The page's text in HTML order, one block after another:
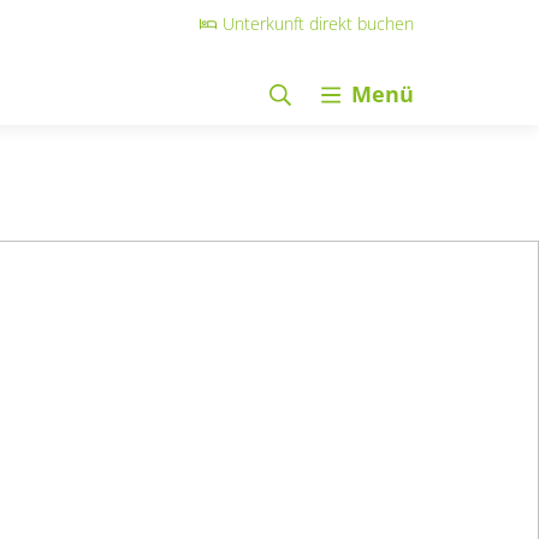
Unterkunft direkt buchen
Menü